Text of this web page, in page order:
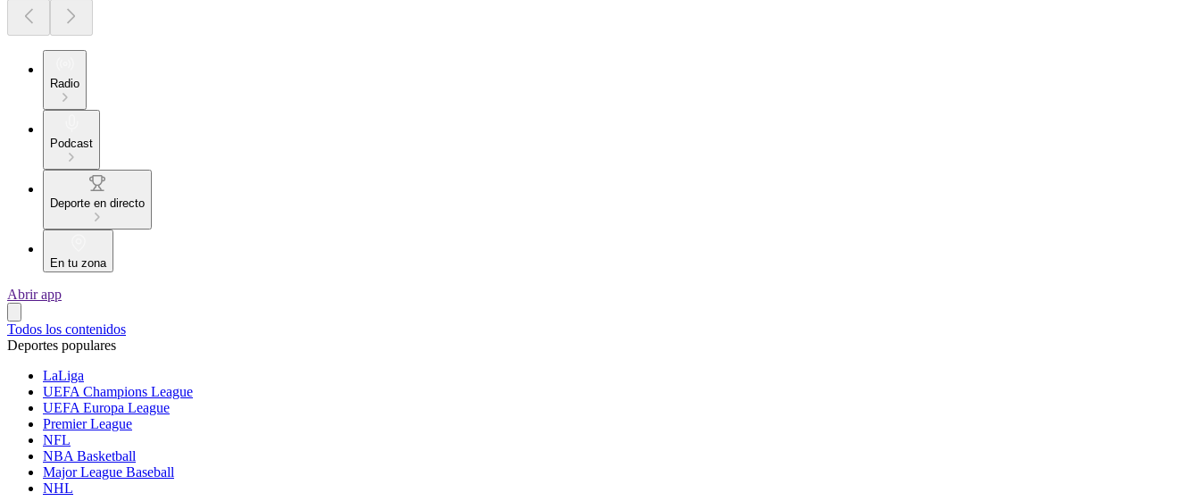
Radio
Podcast
Deporte en directo
En tu zona
Abrir app
Todos los contenidos
Deportes populares
LaLiga
UEFA Champions League
UEFA Europa League
Premier League
NFL
NBA Basketball
Major League Baseball
NHL